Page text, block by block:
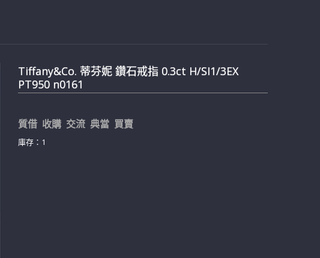
Tiffany&Co. 蒂芬妮 鑽石戒指 0.3ct H/SI1/3EX
PT950 n0161
質借 收購 交流 典當 買賣
庫存：1